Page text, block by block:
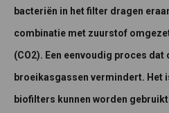
bacteriën in het filter dragen
combinatie met zuurstof
(CO2). Een eenvoudig proces
broeikasgassen vermindert. Het
biofilters kunnen worden